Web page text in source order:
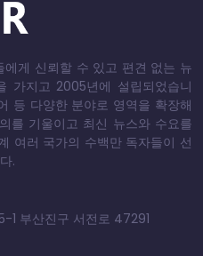
게 신뢰할 수 있고 편견 없는 뉴
가지고 2005년에 설립되었습니
등 다양한 분야로 영역을 확장해
를 기울이고 최신 뉴스와 수요를
여러 국가의 수백만 독자들이 선
.
1 부산진구 서전로 47291